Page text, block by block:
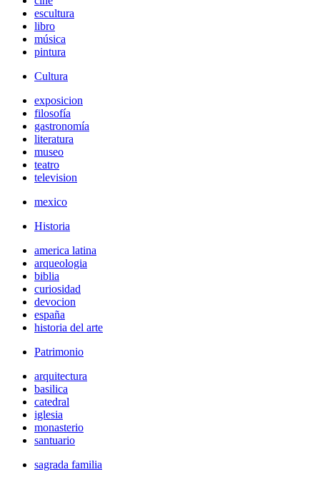
escultura
libro
música
pintura
Cultura
exposicion
filosofía
gastronomía
literatura
museo
teatro
television
mexico
Historia
america latina
arqueologia
biblia
curiosidad
devocion
españa
historia del arte
Patrimonio
arquitectura
basilica
catedral
iglesia
monasterio
santuario
sagrada familia